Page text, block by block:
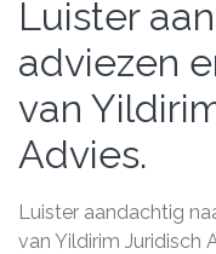
Luister
adviezen
van
Advies.
Luister aandachtig
van Yildirim Juridisch